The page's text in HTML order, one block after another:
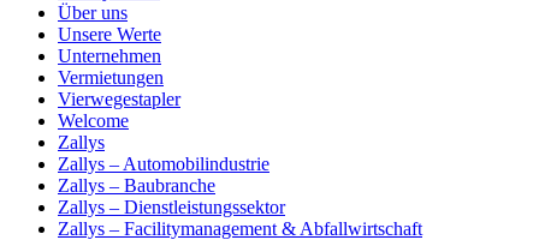
Über uns
Unsere Werte
Unternehmen
Vermietungen
Vierwegestapler
Welcome
Zallys
Zallys – Automobilindustrie
Zallys – Baubranche
Zallys – Dienstleistungssektor
Zallys – Facilitymanagement & Abfallwirtschaft